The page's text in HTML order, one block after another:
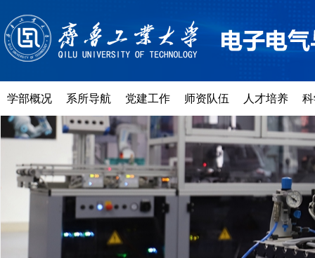
学部概况 系所导航 党建工作 师资队伍 人才培养